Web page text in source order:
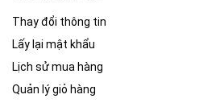
Thay đổi thông tin
Lấy lại mật khẩu
Lịch sử mua hàng
Quản lý giỏ hàng